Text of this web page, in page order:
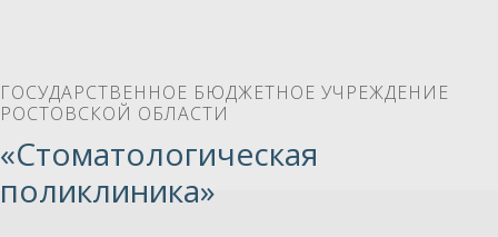
ГОСУДАРСТВЕННОЕ БЮДЖЕТНОЕ УЧРЕЖДЕНИЕ
РОСТОВСКОЙ ОБЛАСТИ
«Стоматологическая
поликлиника»